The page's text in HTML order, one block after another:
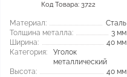
Код Товара: 3722
Материал:
Сталь
Толщина металла:
3 мм
Ширина:
40 мм
Категория:
Уголок
металлический
Высота:
40 мм